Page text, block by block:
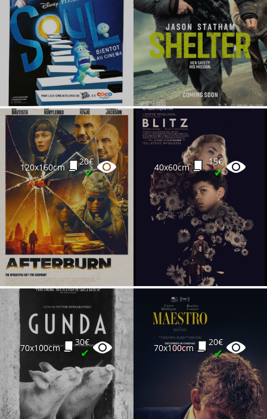
120x160cm
20€
✔ 40x60cm
15€
✔
70x100cm
30€
✔ 70x100cm
20€
✔